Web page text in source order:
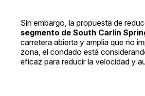
Sin embargo, la propuesta de
segmento de South Carlin
carretera abierta y amplia que no
zona, el condado está
eficaz para reducir la velocidad y